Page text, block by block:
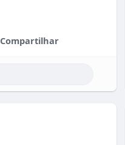
Compartilhar